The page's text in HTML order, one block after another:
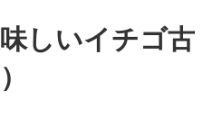
しいイチゴ古